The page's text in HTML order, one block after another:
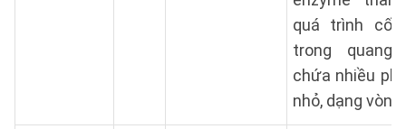
quá trình cố
trong quang
chứa nhiều
nhỏ, dạng vòng.